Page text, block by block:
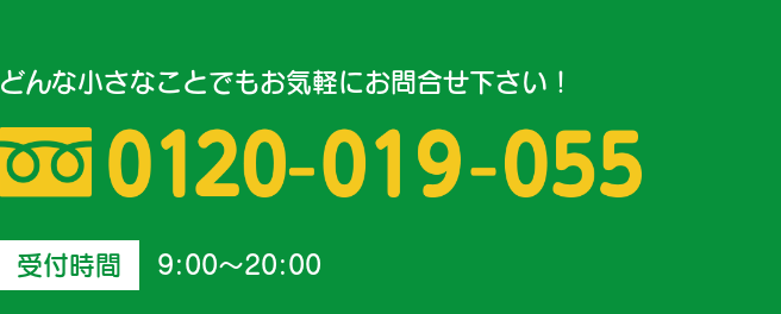
どんな小さなことでもお気軽にお問合せ下さい！
受付時間 9:00～20:00